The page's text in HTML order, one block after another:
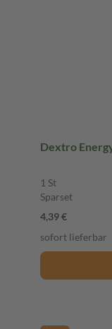
Dextro
1 St
Sparset
4,39 €
sofort lieferbar